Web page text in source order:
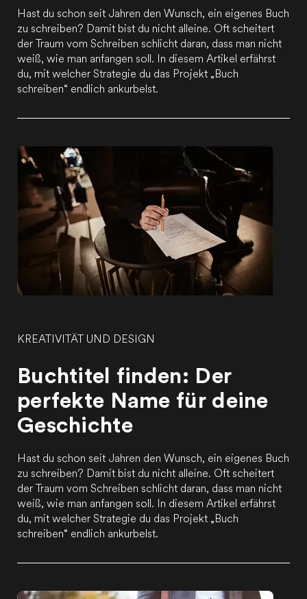
Hast du schon seit Jahren den Wunsch, ein eigenes Buch
zu schreiben? Damit bist du nicht alleine. Oft scheitert
der Traum vom Schreiben schlicht daran, dass man nicht
weiß, wie man anfangen soll. In diesem Artikel erfährst
du, mit welcher Strategie du das Projekt „Buch
schreiben“ endlich ankurbelst.
KREATIVITÄT UND DESIGN
Buchtitel finden: Der
perfekte Name für deine
Geschichte
Hast du schon seit Jahren den Wunsch, ein eigenes Buch
zu schreiben? Damit bist du nicht alleine. Oft scheitert
der Traum vom Schreiben schlicht daran, dass man nicht
weiß, wie man anfangen soll. In diesem Artikel erfährst
du, mit welcher Strategie du das Projekt „Buch
schreiben“ endlich ankurbelst.